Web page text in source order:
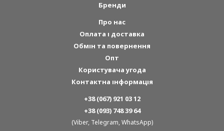
Бренди
Про нас
Оплата і доставка
Обмін та повернення
Опт
Користувача угода
Контактна інформація
+38 (067) 921 03 12
+38 (093) 748 39 64
(Viber, Telegram, WhatsApp)